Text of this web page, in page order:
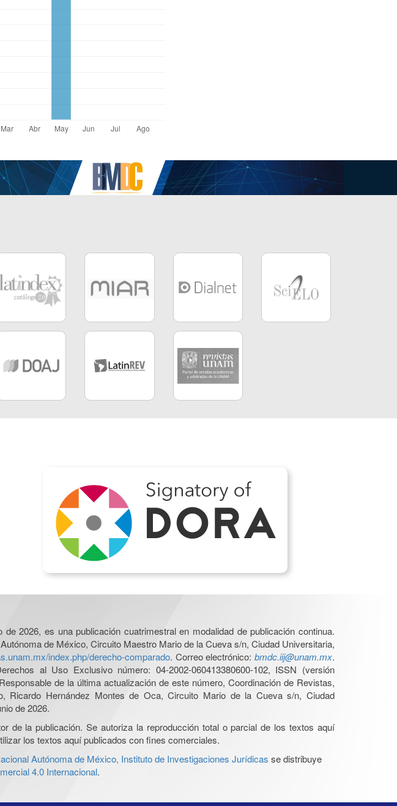
2026, es una publicación cuatrimestral en modalidad de publicación continua.
de México, Circuito Maestro Mario de la Cueva s/n, Ciudad Universitaria,
index.php/derecho-comparado. Correo electrónico: bmdc.iij@unam.mx.
al Uso Exclusivo número: 04-2002-060413380600-102, ISSN (versión
de la última actualización de este número, Coordinación de Revistas,
Ricardo Hernández Montes de Oca, Circuito Mario de la Cueva s/n, Ciudad
de 2026.
de la publicación. Se autoriza la reproducción total o parcial de los textos aquí
los textos aquí publicados con fines comerciales.
Autónoma de México, Instituto de Investigaciones Jurídicas se distribuye
4.0 Internacional.